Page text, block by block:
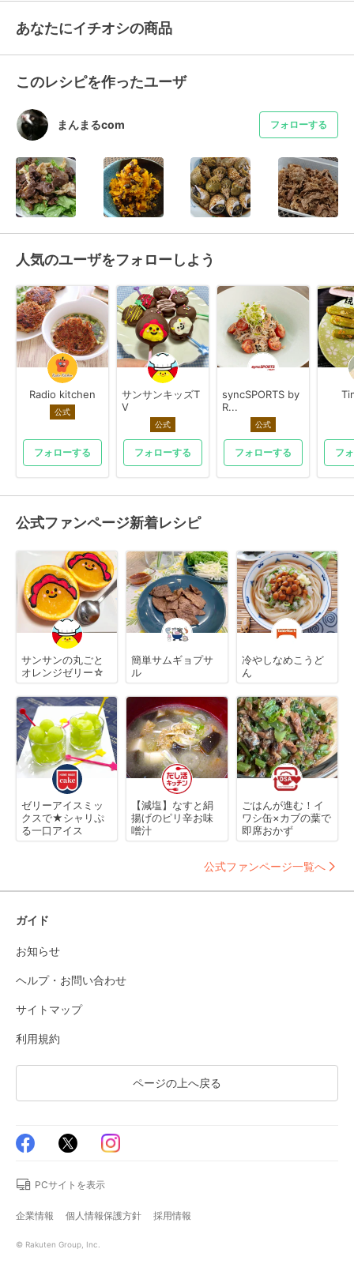
あなたにイチオシの商品
このレシピを作ったユーザ
まんまるcom フォローする
人気のユーザをフォローしよう
Radio kitchen
公式
フォローする
サンサンキッズT
V
公式
フォローする
syncSPORTS by
R...
公式
フォローする フ
公式ファンページ新着レシピ
サンサンの丸ごと
オレンジゼリー☆
簡単サムギョプサ
ル
冷やしなめこうど
ん
ゼリーアイスミッ
クスで★シャリぷ
る一口アイス
【減塩】なすと絹
揚げのピリ辛お味
噌汁
ごはんが進む！イ
ワシ缶×カブの葉で
即席おかず
公式ファンページ一覧へ
ガイド
お知らせ
ヘルプ・お問い合わせ
サイトマップ
利用規約
ページの上へ戻る
PCサイトを表示
企業情報 個人情報保護方針 採用情報
© Rakuten Group, Inc.